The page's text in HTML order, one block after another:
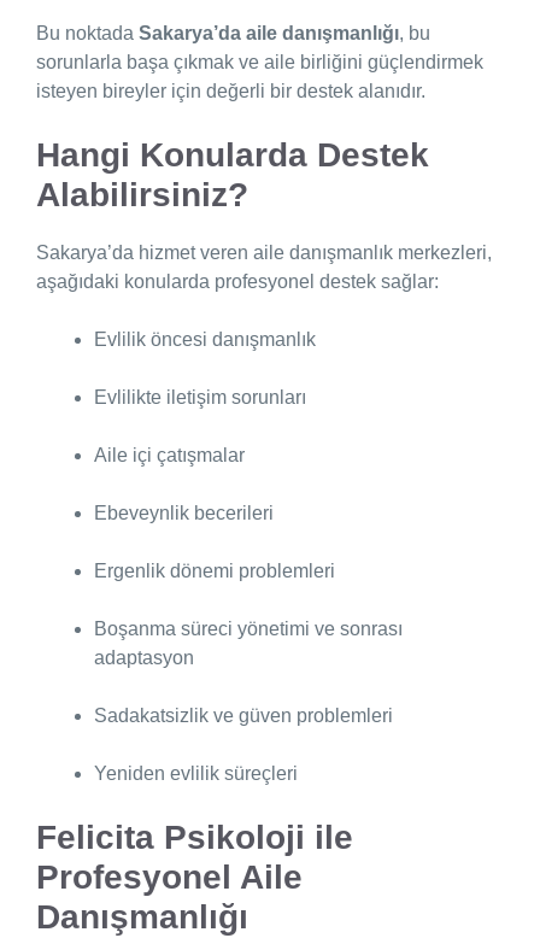
Bu noktada Sakarya’da aile danışmanlığı, bu
sorunlarla başa çıkmak ve aile birliğini güçlendirmek
isteyen bireyler için değerli bir destek alanıdır.
Hangi Konularda Destek
Alabilirsiniz?
Sakarya’da hizmet veren aile danışmanlık merkezleri,
aşağıdaki konularda profesyonel destek sağlar:
Evlilik öncesi danışmanlık
Evlilikte iletişim sorunları
Aile içi çatışmalar
Ebeveynlik becerileri
Ergenlik dönemi problemleri
Boşanma süreci yönetimi ve sonrası
adaptasyon
Sadakatsizlik ve güven problemleri
Yeniden evlilik süreçleri
Felicita Psikoloji ile
Profesyonel Aile
Danışmanlığı